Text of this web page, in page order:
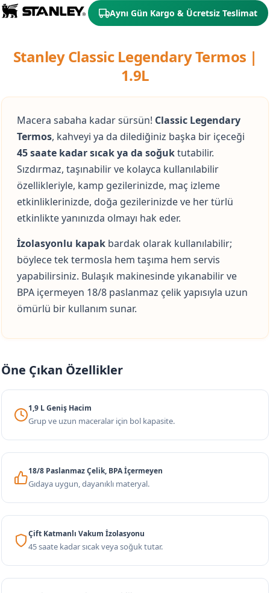
Aynı Gün Kargo & Ücretsiz Teslimat
Stanley Classic Legendary Termos |
1.9L
Macera sabaha kadar sürsün! Classic Legendary
Termos, kahveyi ya da dilediğiniz başka bir içeceği
45 saate kadar sıcak ya da soğuktutabilir.
Sızdırmaz, taşınabilir ve kolayca kullanılabilir
özellikleriyle, kamp gezilerinizde, maç izleme
etkinliklerinizde, doğa gezilerinizde ve her türlü
etkinlikte yanınızda olmayı hak eder.
İzolasyonlu kapak bardak olarak kullanılabilir;
böylece tek termosla hem taşıma hem servis
yapabilirsiniz. Bulaşık makinesinde yıkanabilir ve
BPA içermeyen 18/8 paslanmaz çelik yapısıyla uzun
ömürlü bir kullanım sunar.
Öne Çıkan Özellikler
1,9 L Geniş Hacim
Grup ve uzun maceralar için bol kapasite.
18/8 Paslanmaz Çelik, BPA İçermeyen
Gıdaya uygun, dayanıklı materyal.
Çift Katmanlı Vakum İzolasyonu
45 saate kadar sıcak veya soğuk tutar.